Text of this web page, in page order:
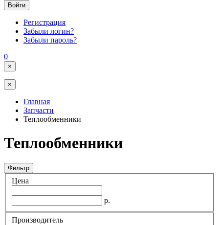
Войти
Регистрация
Забыли логин?
Забыли пароль?
0
×
×
Главная
Запчасти
Теплообменники
Теплообменники
Фильтр
Цена
р.
Производитель